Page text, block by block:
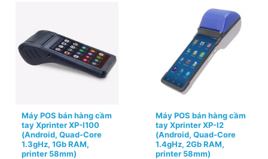
Máy POS bán hàng cầm
tay Xprinter XP-I100
(Android, Quad-Core
1.3gHz, 1Gb RAM,
printer 58mm)
Máy POS bán hàng cầm
tay Xprinter XP-I2
(Android, Quad-Core
1.4gHz, 2Gb RAM,
printer 58mm)